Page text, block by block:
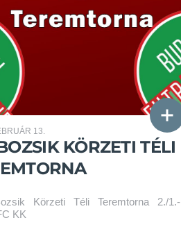
13.
KÖRZETI TÉLI
Körzeti Téli Teremtorna 2./1.-
KK